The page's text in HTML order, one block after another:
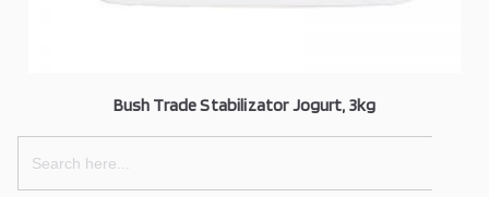
Bush Trade Stabilizator Jogurt, 3kg
Search
for: